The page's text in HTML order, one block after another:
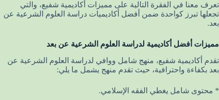
تعرف معنا في الفقرة التالية على مميزات أكاديمية شفيع، والتي
تجعلها تبرز كواحدة ضمن أفضل أكاديميات دراسة العلوم الشرعية عن
بعد.
مميزات أفضل أكاديمية لدراسة العلوم الشرعية عن بعد
تقدم أكاديمية شفيع، منهج شامل ووافي لدراسة العلوم الشرعية عن
بعد بكفاءة واحترافية، حيث تقدم منهج يشمل ما يلي:
* محتوى شامل يغطي الفقه الإسلامي.